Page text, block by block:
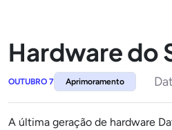
Hardware do
OUTUBRO 7 Aprimoramento
A última geração de hardware